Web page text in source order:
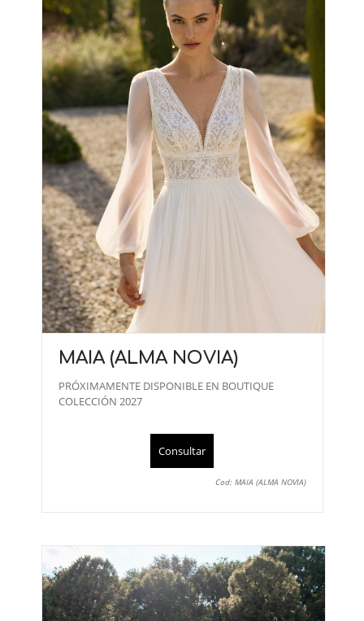
MAIA (ALMA NOVIA)
PRÓXIMAMENTE DISPONIBLE EN BOUTIQUE
COLECCIÓN 2027
Consultar
Cod: MAIA (ALMA NOVIA)